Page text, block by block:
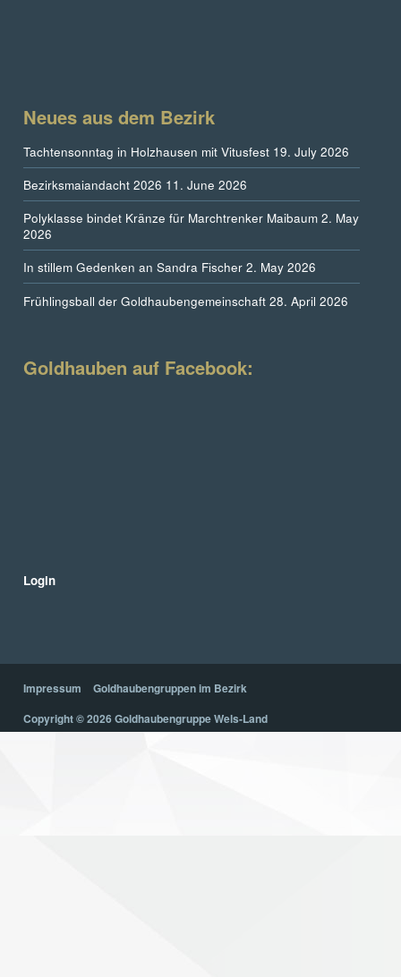
Neues aus dem Bezirk
Tachtensonntag in Holzhausen mit Vitusfest 19. July 2026
Bezirksmaiandacht 2026 11. June 2026
Polyklasse bindet Kränze für Marchtrenker Maibaum 2. May
2026
In stillem Gedenken an Sandra Fischer 2. May 2026
Frühlingsball der Goldhaubengemeinschaft 28. April 2026
Goldhauben auf Facebook:
Login
Impressum
Goldhaubengruppen im Bezirk
Copyright © 2026 Goldhaubengruppe Wels-Land